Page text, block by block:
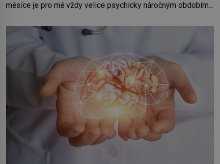
měsíce je pro mě vždy velice psychicky náročným obdobím.
o pomoc, co se hlídání týče. Dalo by se